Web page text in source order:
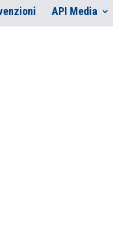
API Media